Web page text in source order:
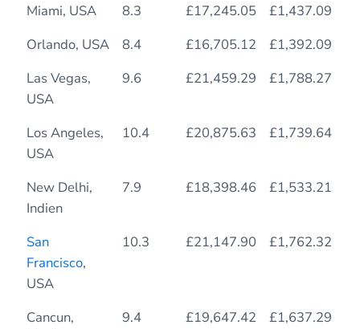
Miami, USA
8.3 £17,245.05 £1,437.09
Orlando, USA
8.4 £16,705.12 £1,392.09
Las Vegas,
USA
9.6 £21,459.29 £1,788.27
Los Angeles,
USA
10.4 £20,875.63 £1,739.64
New Delhi,
Indien
7.9 £18,398.46 £1,533.21
San
Francisco,
USA
10.3 £21,147.90 £1,762.32
Cancun,
9.4 £19,647.42 £1,637.29